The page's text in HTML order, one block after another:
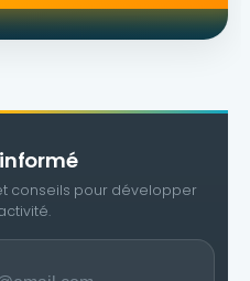
conseils pour développer